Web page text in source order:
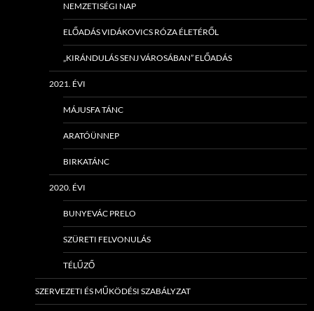
NEMZETISÉGI NAP
ELŐADÁS VIDÁKOVICS RÓZA ÉLETÉRŐL
„KIRÁNDULÁS SENJ VÁROSÁBAN” ELŐADÁS
2021. ÉVI
MÁJUSFA TÁNC
ARATÓÜNNEP
BIRKATÁNC
2020. ÉVI
BUNYEVÁC PRELO
SZÜRETI FELVONULÁS
TÉLŰZŐ
SZERVEZETI ÉS MŰKÖDÉSI SZABÁLYZAT